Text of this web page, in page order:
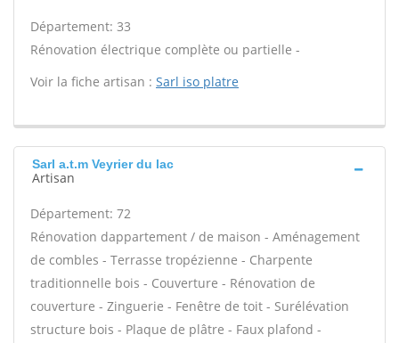
Département: 33
Rénovation électrique complète ou partielle -
Voir la fiche artisan : Sarl iso platre
Sarl a.t.m Veyrier du lac
Artisan
Département: 72
Rénovation dappartement / de maison - Aménagement
de combles - Terrasse tropézienne - Charpente
traditionnelle bois - Couverture - Rénovation de
couverture - Zinguerie - Fenêtre de toit - Surélévation
structure bois - Plaque de plâtre - Faux plafond -